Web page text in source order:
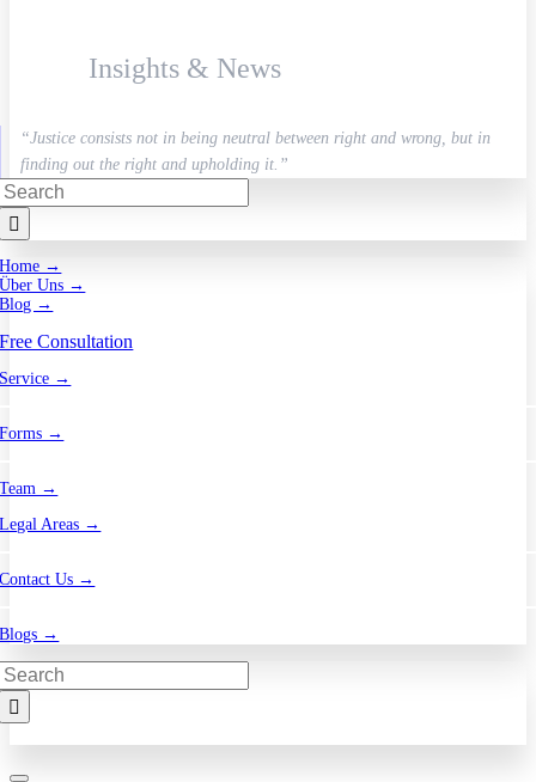
Insights & News
“Justice consists not in being neutral between right and wrong, but in
finding out the right and upholding it.”
Home →
Über Uns →
Blog →
Free Consultation
Service →
Forms →
Team →
Legal Areas →
Contact Us →
Blogs →